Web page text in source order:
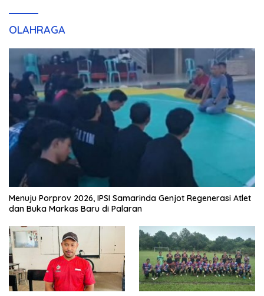
OLAHRAGA
Menuju Porprov 2026, IPSI Samarinda Genjot Regenerasi Atlet
dan Buka Markas Baru di Palaran